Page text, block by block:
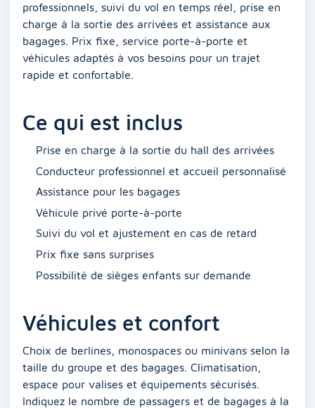
professionnels, suivi du vol en temps réel, prise en
charge à la sortie des arrivées et assistance aux
bagages. Prix fixe, service porte-à-porte et
véhicules adaptés à vos besoins pour un trajet
rapide et confortable.
Ce qui est inclus
Prise en charge à la sortie du hall des arrivées
Conducteur professionnel et accueil personnalisé
Assistance pour les bagages
Véhicule privé porte-à-porte
Suivi du vol et ajustement en cas de retard
Prix fixe sans surprises
Possibilité de sièges enfants sur demande
Véhicules et confort
Choix de berlines, monospaces ou minivans selon la
taille du groupe et des bagages. Climatisation,
espace pour valises et équipements sécurisés.
Indiquez le nombre de passagers et de bagages à la